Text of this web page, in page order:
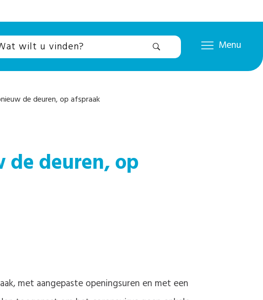
Menu
de deuren, op afspraak
deuren, op
met aangepaste openingsuren en met een